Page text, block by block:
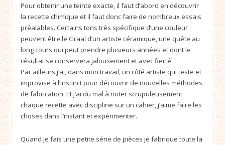
Pour obtenir une teinte exacte, il faut d’abord en découvrir
la recette chimique et il faut donc faire de nombreux essais
préalables. Certains tons très spécifique d’une couleur
peuvent être le Graal d’un artiste céramique, une quête au
long cours qui peut prendre plusieurs années et dont le
résultat se conservera jalousement et avec fierté.
Par ailleurs j’ai, dans mon travail, un côté artiste qui teste et
improvise à l’instinct pour découvrir de nouvelles méthodes
de fabrication. Et j’ai du mal à noter scrupuleusement
chaque recette avec discipline sur un cahier, j’aime faire les
choses dans l’instant et expérimenter.
Quand je fais une petite série de pièces je fabrique toute la